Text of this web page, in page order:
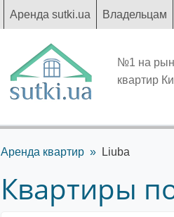
Аренда sutki.ua Владельцам
№1 на
квартир
Аренда квартир Liuba
Квартиры